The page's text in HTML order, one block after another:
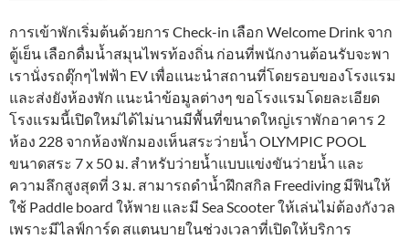
การเข้าพักเริ่มต้นด้วยการ Check-in เลือก Welcome Drink จาก
ตู้เย็น เลือกดื่มน้ำสมุนไพรท้องถิ่น ก่อนที่พนักงานต้อนรับจะพา
เรานั่งรถตุ๊กๆไฟฟ้า EV เพื่อแนะนำสถานที่โดยรอบของโรงแรม
และส่งยังห้องพัก แนะนำข้อมูลต่างๆ ขอโรงแรมโดยละเอียด
โรงแรมนี้เปิดใหม่ได้ไม่นานมีพื้นที่ขนาดใหญ่เราพักอาคาร 2
ห้อง 228 จากห้องพักมองเห็นสระว่ายน้ำ OLYMPIC POOL
ขนาดสระ 7 x 50 ม. สำหรับว่ายน้ำแบบแข่งขันว่ายน้ำ และ
ความลึกสูงสุดที่ 3 ม. สามารถดำน้ำฝึกสกิล Freediving มีฟินให้
ใช้ Paddle board ให้พาย และมี Sea Scooter ให้เล่นไม่ต้องกังวล
เพราะมีไลฟ์การ์ด สแตนบายในช่วงเวลาที่เปิดให้บริการ